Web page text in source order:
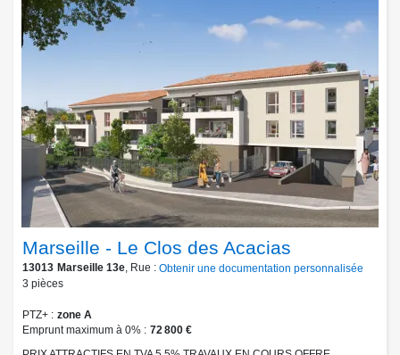
Marseille - Le Clos des Acacias
13013 Marseille 13e, Rue : Obtenir une documentation personnalisée
3 pièces
PTZ+
zone A
Emprunt maximum à 0%
72 800 €